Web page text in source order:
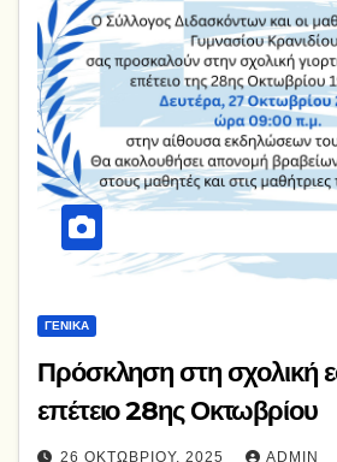
ΓΕΝΙΚΆ
Πρόσκληση στη σχολική
επέτειο 28ης Οκτωβρίου
26 ΟΚΤΩΒΡΊΟΥ, 2025 ADMIN